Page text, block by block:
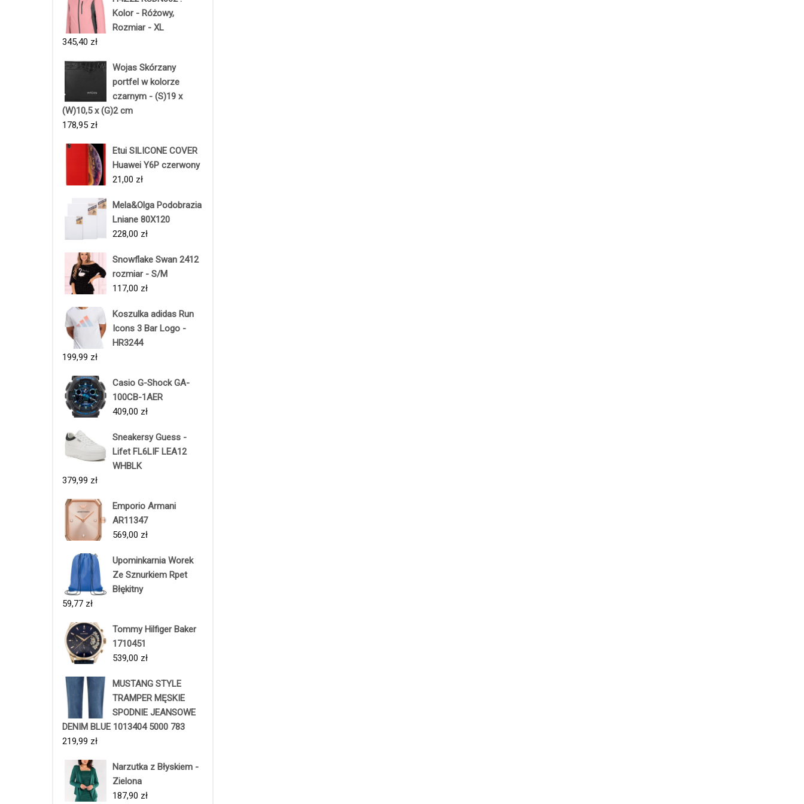
Kolor - Różowy,
Rozmiar - XL
345,40 zł
Wojas Skórzany
portfel w kolorze
czarnym - (S)19 x
(W)10,5 x (G)2 cm
178,95 zł
Etui SILICONE COVER
Huawei Y6P czerwony
21,00 zł
Mela&Olga Podobrazia
Lniane 80X120
228,00 zł
Snowflake Swan 2412
rozmiar - S/M
117,00 zł
Koszulka adidas Run
Icons 3 Bar Logo -
HR3244
199,99 zł
Casio G-Shock GA-
100CB-1AER
409,00 zł
Sneakersy Guess -
Lifet FL6LIF LEA12
WHBLK
379,99 zł
Emporio Armani
AR11347
569,00 zł
Upominkarnia Worek
Ze Sznurkiem Rpet
Błękitny
59,77 zł
Tommy Hilfiger Baker
1710451
539,00 zł
MUSTANG STYLE
TRAMPER MĘSKIE
SPODNIE JEANSOWE
DENIM BLUE 1013404 5000 783
219,99 zł
Narzutka z Błyskiem -
Zielona
187,90 zł